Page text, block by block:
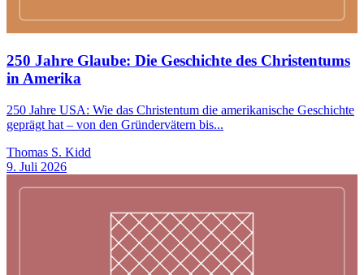
250 Jahre Glaube: Die Geschichte des Christentums
in Amerika
250 Jahre USA: Wie das Christentum die amerikanische Geschichte
geprägt hat – von den Gründervätern bis...
Thomas S. Kidd
9. Juli 2026